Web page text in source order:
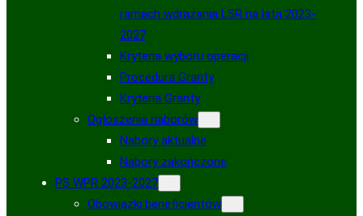
ramach wdrażania LSR na lata 2023-
2027
Kryteria wyboru operacji
Procedura Granty
Kryteria Granty
Ogłoszenia naborów
Nabory aktualne
Nabory zakończone
PS WPR 2023-2027
Obowiązki beneficjentów